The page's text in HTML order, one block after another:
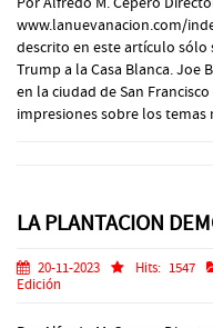
www.lanuevanacion.com/
descrito en este artículo sólo
Trump a la Casa Blanca. Joe
en la ciudad de San
impresiones sobre los
LA PLANTACION
20-11-2023 Hits: 1547
Edición